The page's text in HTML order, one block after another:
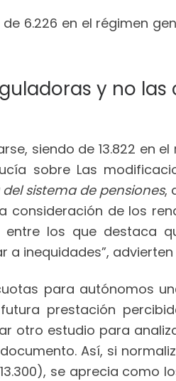
6.226 en el régimen
y no las
siendo de 13.822 en
sobre Las
sistema de pensiones,
de los
entre los que destaca
inequidades”,
para autónomos
prestación
otro estudio para
Así, si
se aprecia como